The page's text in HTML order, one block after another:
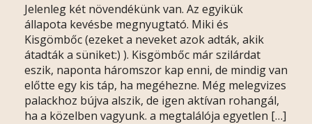
Jelenleg két növendékünk van. Az egyikük
állapota kevésbe megnyugtató. Miki és
Kisgömbőc (ezeket a neveket azok adták, akik
átadták a süniket:) ). Kisgömbőc már szilárdat
eszik, naponta háromszor kap enni, de mindig van
előtte egy kis táp, ha megéhezne. Még melegvizes
palackhoz bújva alszik, de igen aktívan rohangál,
ha a közelben vagyunk. a megtalálója egyetlen […]